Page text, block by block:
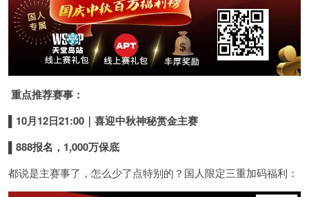
重点推荐赛事：
10月12日21:00 ｜喜迎中秋神秘赏金主赛
888报名， 1,000万保底
都说是主赛事了，怎么少了点特别的？国人限定三重加码福利：